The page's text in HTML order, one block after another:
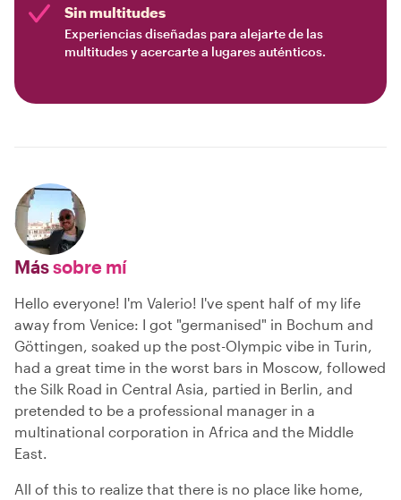
Sin multitudes
Experiencias diseñadas para alejarte de las
multitudes y acercarte a lugares auténticos.
Mássobre mí
Hello everyone! I'm Valerio! I've spent half of my life
away from Venice: I got "germanised" in Bochum and
Göttingen, soaked up the post-Olympic vibe in Turin,
had a great time in the worst bars in Moscow, followed
the Silk Road in Central Asia, partied in Berlin, and
pretended to be a professional manager in a
multinational corporation in Africa and the Middle
East.
All of this to realize that there is no place like home,